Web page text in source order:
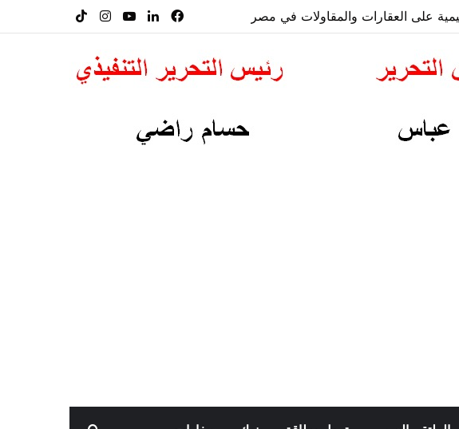
على العقارات والمقاولات في مصر فيسبوكلينكدإن‫YouTube
انستقرام